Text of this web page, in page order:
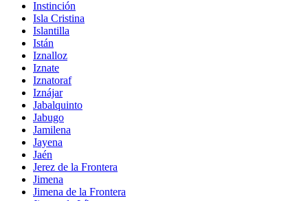
Instinción
Isla Cristina
Islantilla
Istán
Iznalloz
Iznate
Iznatoraf
Iznájar
Jabalquinto
Jabugo
Jamilena
Jayena
Jaén
Jerez de la Frontera
Jimena
Jimena de la Frontera